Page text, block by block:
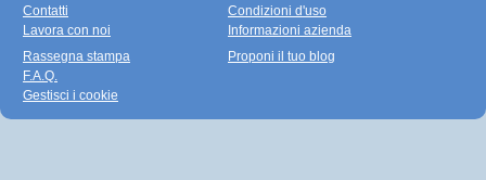
Contatti
Lavora con noi
Condizioni d'uso
Informazioni azienda
Rassegna stampa
F.A.Q.
Gestisci i cookie
Proponi il tuo blog